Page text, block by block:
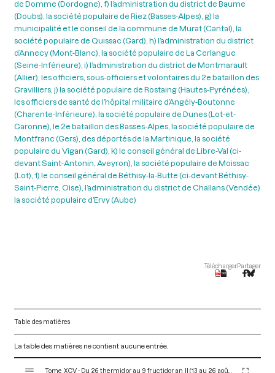
de Domme (Dordogne), f) l’administration du district de Baume
(Doubs), la société populaire de Riez (Basses-Alpes), g) la
municipalité et le conseil de la commune de Murat (Cantal), la
société populaire de Quissac (Gard), h) l’administration du district
d’Annecy (Mont-Blanc), la société populaire de La Cerlangue
(Seine-Inférieure), i) l’administration du district de Montmarault
(Allier), les officiers, sous-officiers et volontaires du 2e bataillon des
Gravilliers, j) la société populaire de Rostaing (Hautes-Pyrénées),
les officiers de santé de l’hôpital militaire d’Angély-Boutonne
(Charente-Inférieure), la société populaire de Dunes (Lot-et-
Garonne), le 2e bataillon des Basses-Alpes, la société populaire de
Montfranc (Gers), des déportés de la Martinique, la société
populaire du Vigan (Gard), k) le conseil général de Libre-Val (ci-
devant Saint-Antonin, Aveyron), la société populaire de Moissac
(Lot), 1) le conseil général de Béthisy-la-Butte (ci-devant Béthisy-
Saint-Pierre, Oise), l’administration du district de Challans (Vendée)
la société populaire d’Ervy (Aube)
TéléchargerPartager
Table des matières
La table des matières ne contient aucune entrée.